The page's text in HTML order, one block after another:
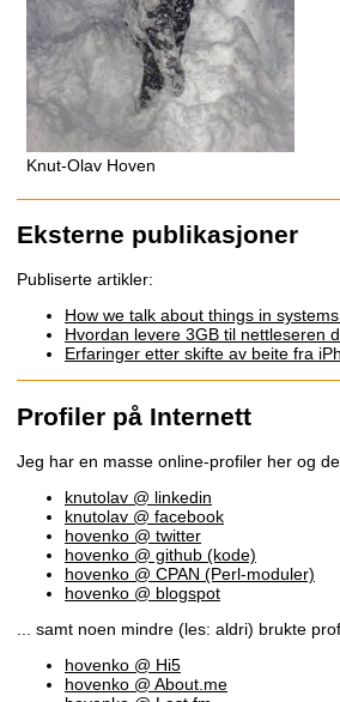
Knut-Olav Hoven
Eksterne publikasjoner
Publiserte artikler:
How we talk about things in
Hvordan levere 3GB til nettleseren
Erfaringer etter skifte av beite fra
Profiler på Internett
Jeg har en masse online-profiler her og
knutolav @ linkedin
knutolav @ facebook
hovenko @ twitter
hovenko @ github (kode)
hovenko @ CPAN (Perl-moduler)
hovenko @ blogspot
... samt noen mindre (les: aldri) brukte
hovenko @ Hi5
hovenko @ About.me